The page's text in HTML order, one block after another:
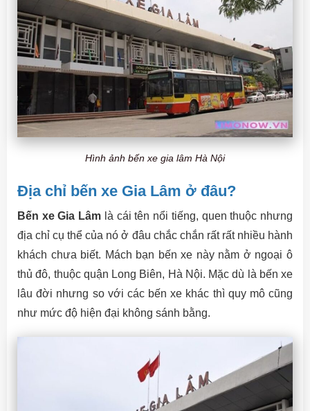
Hình ảnh bến xe gia lâm Hà Nội
Địa chỉ bến xe Gia Lâm ở đâu?
Bến xe Gia Lâm là cái tên nổi tiếng, quen thuộc nhưng
địa chỉ cụ thể của nó ở đâu chắc chắn rất rất nhiều hành
khách chưa biết. Mách bạn bến xe này nằm ở ngoại ô
thủ đô, thuộc quận Long Biên, Hà Nội. Mặc dù là bến xe
lâu đời nhưng so với các bến xe khác thì quy mô cũng
như mức độ hiện đại không sánh bằng.